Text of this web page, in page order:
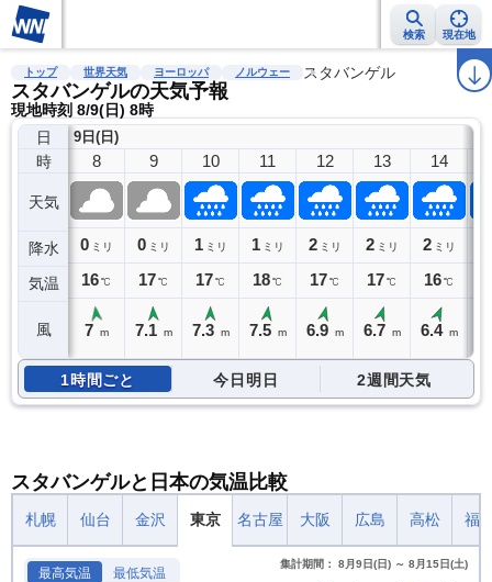
検索 現在地
雨雲レーダー 台風情報 地震情報 警報・注意報 2週間天気 ラ
トップ 世界天気 ヨーロッパ ノルウェー スタバンゲル
スタバンゲルの天気予報
現地時刻 8/9(日) 8時
日
時
天気
降水
気温
風
9日(日)
8
0 ミリ
16℃
7 m
9
0 ミリ
17℃
7.1 m
10
1 ミリ
17℃
7.3 m
11
1 ミリ
18℃
7.5 m
12
2 ミリ
17℃
6.9 m
13
2 ミリ
17℃
6.7 m
14
2 ミリ
16℃
6.4 m
1時間ごと 今日明日 2週間天気
スタバンゲルと日本の気温比較
札幌 仙台 金沢 東京 名古屋 大阪 広島 高松 福
最高気温 最低気温
集計期間： 8月9日(日) ～ 8月15日(土)